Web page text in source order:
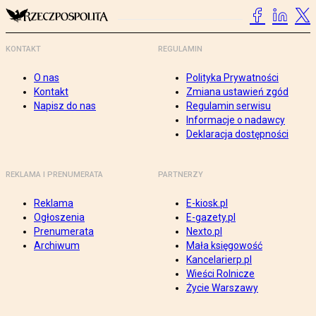
KONTAKT
O nas
Kontakt
Napisz do nas
REGULAMIN
Polityka Prywatności
Zmiana ustawień zgód
Regulamin serwisu
Informacje o nadawcy
Deklaracja dostępności
REKLAMA I PRENUMERATA
Reklama
Ogłoszenia
Prenumerata
Archiwum
PARTNERZY
E-kiosk.pl
E-gazety.pl
Nexto.pl
Mała księgowość
Kancelarierp.pl
Wieści Rolnicze
Życie Warszawy